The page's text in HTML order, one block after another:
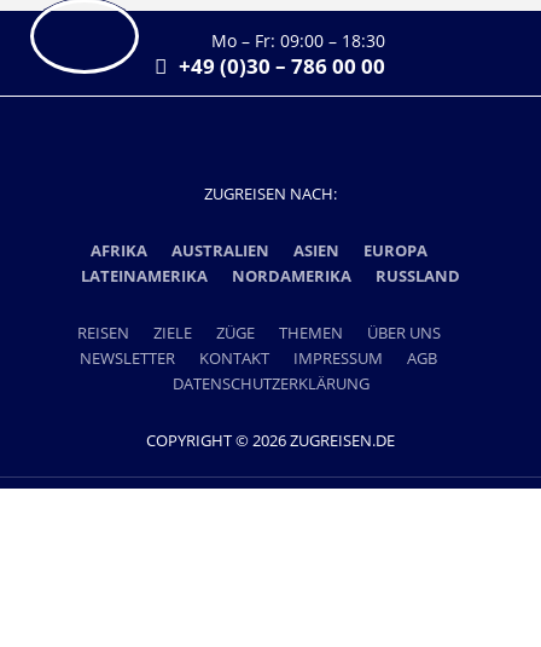
Mo – Fr: 09:00 – 18:30
+49 (0)30 – 786 00 00
ZUGREISEN NACH:
AFRIKA AUSTRALIEN ASIEN
EUROPA
LATEINAMERIKA
NORDAMERIKA RUSSLAND
REISEN ZIELE ZÜGE THEMEN
ÜBER UNS
NEWSLETTER
KONTAKT IMPRESSUM
AGB
DATENSCHUTZERKLÄRUNG
COPYRIGHT © 2026 ZUGREISEN.DE